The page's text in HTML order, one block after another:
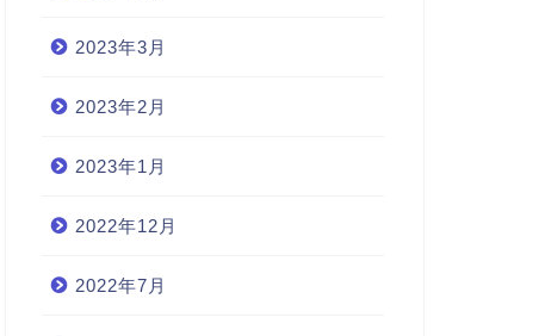
2023年3月
2023年2月
2023年1月
2022年12月
2022年7月